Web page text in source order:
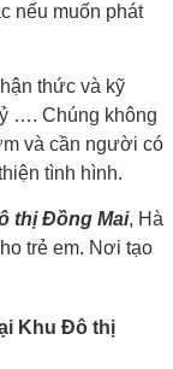
nếu muốn phát
thức và kỹ
…. Chúng không
và cần người có
tình hình.
thị Đồng Mai, Hà
trẻ em. Nơi tạo
Khu Đô thị